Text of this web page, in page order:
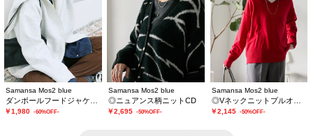
Samansa Mos2 blue
￥1,980 -60%OFF-
Samansa Mos2 blue
◎ニュアンス柄ニットCD
￥2,695 -50%OFF-
Samansa Mos2 blue
￥2,145 -50%OFF-